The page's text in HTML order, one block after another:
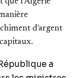
que l'Algérie
d'argent
a